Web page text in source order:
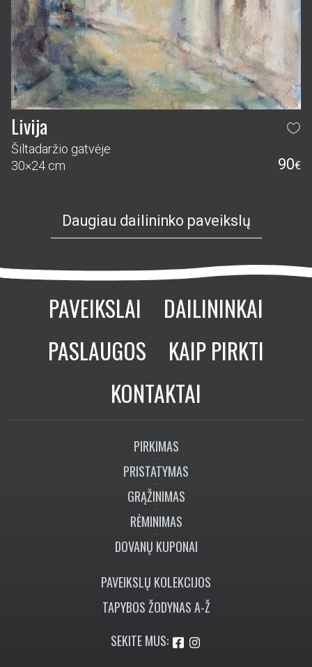
Livija
Šiltadaržio gatvėje
30×24 cm
90€
Daugiau dailininko paveikslų
PAVEIKSLAI
DAILININKAI
PASLAUGOS
KAIP PIRKTI
KONTAKTAI
PIRKIMAS
PRISTATYMAS
GRĄŽINIMAS
RĖMINIMAS
DOVANŲ KUPONAI
PAVEIKSLŲ KOLEKCIJOS
TAPYBOS ŽODYNAS A-Ž
SEKITE MUS: